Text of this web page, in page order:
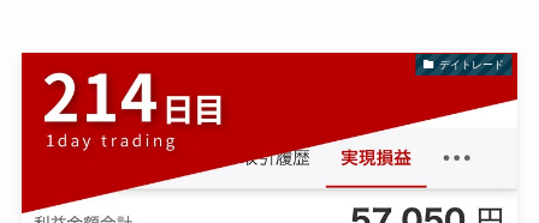
デイトレード